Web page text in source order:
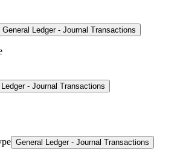
General Ledger - Journal Transactions
- Journal Transactions
General Ledger - Journal Transactions